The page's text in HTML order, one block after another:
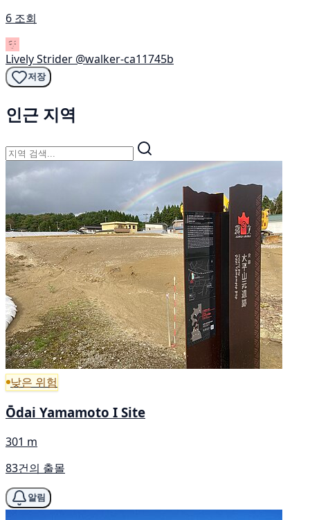
6 조회
Lively Strider @walker-ca11745b
저장
인근 지역
낮은 위험
Ōdai Yamamoto I Site
301 m
83건의 출몰
알림